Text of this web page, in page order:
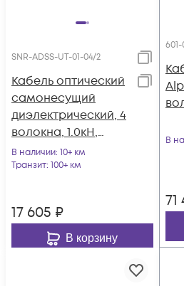
SNR-ADSS-UT-01-04/2
Кабель оптический
самонесущий
диэлектрический, 4
волокна, 1.0кН,
5.0мм, катушка 2км.
В наличии: 10+ км
Транзит: 100+ км
17 605 ₽
В корзину
601-
В
71